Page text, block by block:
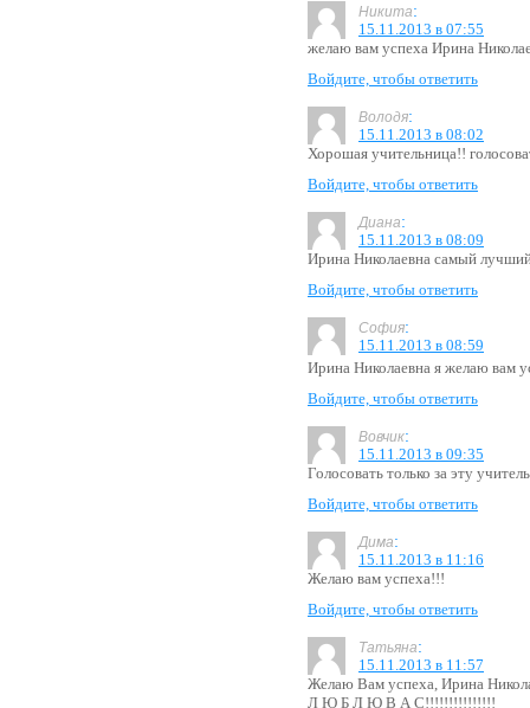
Никита:
15.11.2013 в 07:55
желаю вам успеха Ирина
Войдите, чтобы ответить
Володя:
15.11.2013 в 08:02
Хорошая учительница!!
Войдите, чтобы ответить
Диана:
15.11.2013 в 08:09
Ирина Николаевна самый
Войдите, чтобы ответить
София:
15.11.2013 в 08:59
Ирина Николаевна я желаю вам
Войдите, чтобы ответить
Вовчик:
15.11.2013 в 09:35
Голосовать только за эту
Войдите, чтобы ответить
Дима:
15.11.2013 в 11:16
Желаю вам успеха!!!
Войдите, чтобы ответить
Татьяна:
15.11.2013 в 11:57
Желаю Вам успеха, Ирина
Л Ю Б Л Ю В А С!!!!!!!!!!!!!!!